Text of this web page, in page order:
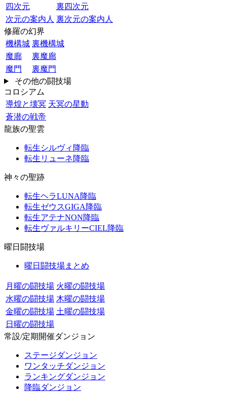
四次元
裏四次元
次元の案内人 裏次元の案内人
修羅の幻界
機構城 裏機構城
魔廊
裏魔廊
魔門
裏魔門
その他の闘技場
コロシアム
導煌と壊冥 天冥の星動
蒼潜の戦帝
龍族の聖雲
転生シルヴィ降臨
転生リューネ降臨
神々の聖跡
転生ヘラLUNA降臨
転生ゼウスGIGA降臨
転生アテナNON降臨
転生ヴァルキリーCIEL降臨
曜日闘技場
曜日闘技場まとめ
月曜の闘技場 火曜の闘技場
水曜の闘技場 木曜の闘技場
金曜の闘技場 土曜の闘技場
日曜の闘技場
常設/定期開催ダンジョン
ステージダンジョン
ワンタッチダンジョン
ランキングダンジョン
降臨ダンジョン